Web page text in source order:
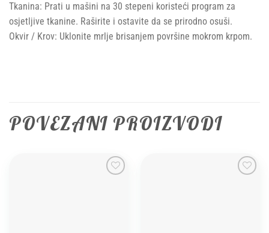
Tkanina: Prati u mašini na 30 stepeni koristeći program za
osjetljive tkanine. Raširite i ostavite da se prirodno osuši.
Okvir / Krov: Uklonite mrlje brisanjem površine mokrom krpom.
POVEZANI PROIZVODI